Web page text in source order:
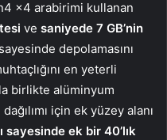
x4 arabirimi kullanan
ve saniyede 7 GB’nin
sayesinde depolamasını
en yeterli
birlikte alüminyum
için ek yüzey alanı
sayesinde ek bir 40’lık